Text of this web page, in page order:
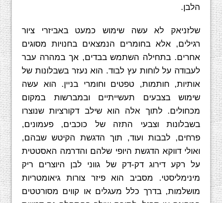
הלבן.
שלזניאק לא עשה שימוש כמעט באביזרי ציור
רגילים, אלא בחומרים הנמצאים בחנויות מסוגים
אחרים. בתחילה השתמש בבדים, אך במהרה עבר
לעבודה על לוחות עץ לבוד. הוא נעזר בשבלונות של
אותיות, חותמות, טפטים וחומרי בניין. הוא עשה
שימוש בצבעים תעשייתיים ובמברשות במקום
מכחולים. לתוך אלה הוא שילב דקורציות שנוצרו
בשבלונות וצבעי התזה של כוכבים, פעמונים,
פרחים, לבבות ועוד, תוך הדגשת הקיטש שבהם,
ואולי דווקא הדגשת היופי שלהם והדרמה האסטטית
על רקע דירוג דק-דק של גווני לבן היוצרים ריק
מינימליסטי. מסביב הוא פיזר צורות גיאומטריות
מושלמות, בדרך כלל מעגלים או קווים מסורטטים